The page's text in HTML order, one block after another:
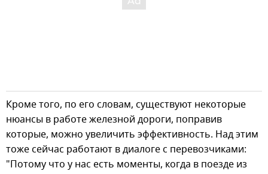
Кроме того, по его словам, существуют некоторые
нюансы в работе железной дороги, поправив
которые, можно увеличить эффективность. Над этим
тоже сейчас работают в диалоге с перевозчиками:
"Потому что у нас есть моменты, когда в поезде из